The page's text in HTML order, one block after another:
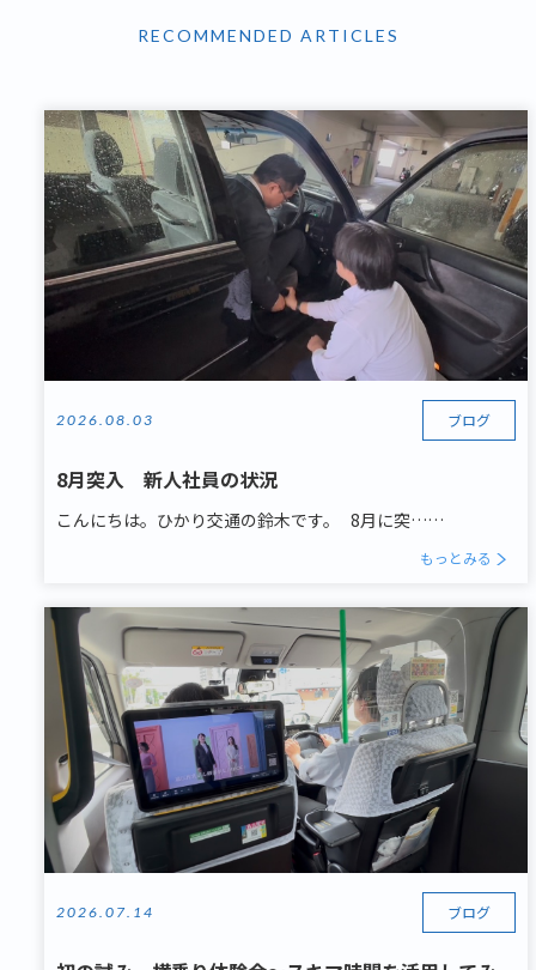
RECOMMENDED ARTICLES
2026.08.03 ブログ
8月突入 新人社員の状況
こんにちは。ひかり交通の鈴木です。 8月に突……
もっとみる
2026.07.14 ブログ